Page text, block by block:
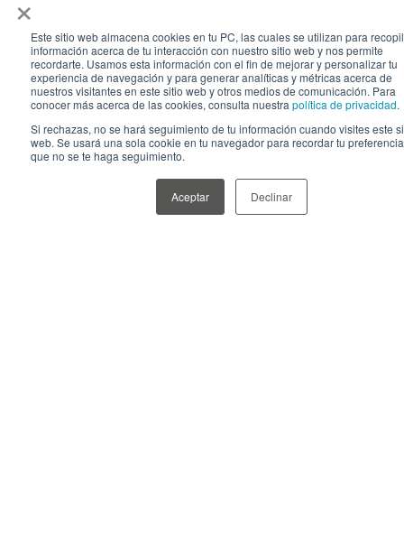
Este sitio web almacena cookies en tu PC, las cuales se utilizan para
información acerca de tu interacción con nuestro sitio web y nos permite
recordarte. Usamos esta información con el fin de mejorar y personalizar tu
experiencia de navegación y para generar analíticas y métricas acerca de
nuestros visitantes en este sitio web y otros medios de comunicación. Para
conocer más acerca de las cookies, consulta nuestra política de privacidad.
Si rechazas, no se hará seguimiento de tu información cuando visites este
web. Se usará una sola cookie en tu navegador para recordar tu
que no se te haga seguimiento.
Aceptar Declinar
Cantidad de empleados*
Sector - Subsector*